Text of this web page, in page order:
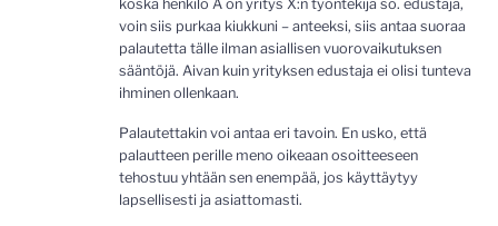
koska henkilö A on yritys X:n työntekijä so. edustaja,
voin siis purkaa kiukkuni – anteeksi, siis antaa suoraa
palautetta tälle ilman asiallisen vuorovaikutuksen
sääntöjä. Aivan kuin yrityksen edustaja ei olisi tunteva
ihminen ollenkaan.
Palautettakin voi antaa eri tavoin. En usko, että
palautteen perille meno oikeaan osoitteeseen
tehostuu yhtään sen enempää, jos käyttäytyy
lapsellisesti ja asiattomasti.